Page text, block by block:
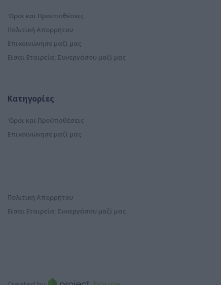
'Οροι και Προϋποθέσεις
Πολιτική Απορρήτου
Επικοινώνησε μαζί μας
Είσαι Εταιρεία; Συνεργάσου μαζί μας
Κατηγορίες
'Οροι και Προϋποθέσεις
Επικοινώνησε μαζί μας
Πολιτική Απορρήτου
Είσαι Εταιρεία; Συνεργάσου μαζί μας